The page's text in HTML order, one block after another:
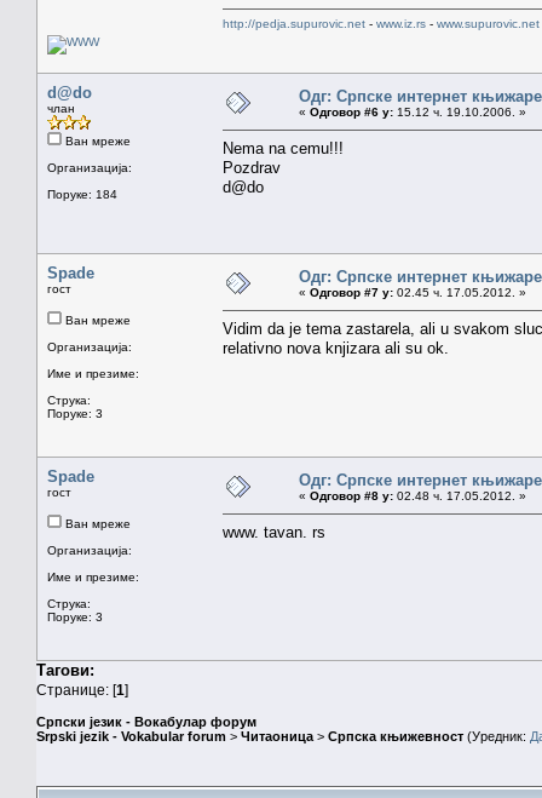
http://pedja.supurovic.net - www.iz.rs - www.supurovic.net
d@do
члан
Ван мреже
Организација:
Поруке: 184
Одг: Српске интернет
« Одговор #6 у: 15.12 ч. 19.10.2006. »
Nema na cemu!!!
Pozdrav
d@do
Spade
гост
Ван мреже
Организација:
Име и презиме:
Струка:
Поруке: 3
Одг: Српске интернет
« Одговор #7 у: 02.45 ч. 17.05.2012. »
Vidim da je tema zastarela, ali u svakom
relativno nova knjizara ali su ok.
Spade
гост
Ван мреже
Организација:
Име и презиме:
Струка:
Поруке: 3
Одг: Српске интернет
« Одговор #8 у: 02.48 ч. 17.05.2012. »
www. tavan. rs
Тагови:
Странице: [1]
Српски језик - Вокабулар форум
Srpski jezik - Vokabular forum > Читаоница > Српска књижевност (Уредник: